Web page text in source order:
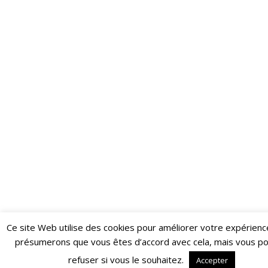
Restez informé·e des dernières actualités du Poing !
ABONNEZ-VOUS À LA NEWSLETTER
Ce site Web utilise des cookies pour améliorer votre
présumerons que vous êtes d’accord avec cela, mais vous
refuser si vous le souhaitez.
Accepter